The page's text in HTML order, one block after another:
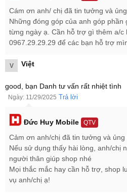
Thiết kế tối giản đặc trưng của
Samsung Galaxy A17 4G dung
ngữ thiết kế tối giản đặc trưng của
Cám ơn anh/ chị đã tin tưởng và
Những đóng góp của anh góp phần
từng ngày ạ. Cần hỗ trợ gì thêm a/c
0967.29.29.29 để các bạn hỗ trợ
V Việt
good, bạn Danh tư vấn rất nhiệt tình
Ngày: 11/29/2025 Trả lời
Đức Huy Mobile QTV
Cảm ơn anh/chị đã tin tưởng và
Nếu sử dụng thấy hài lòng, anh/chị
người thân giúp shop nhé
Mọi thắc mắc hay cần hỗ trợ, shop
vụ anh/chị ạ!